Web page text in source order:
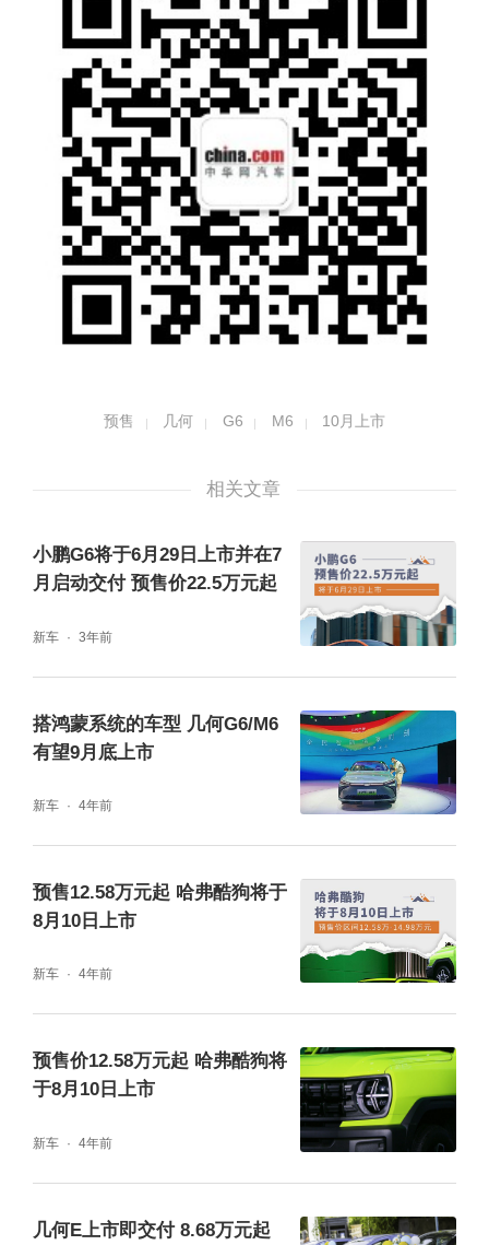
预售 几何 G6 M6 10月上市
相关文章
小鹏G6将于6月29日上市并在7
月启动交付 预售价22.5万元起
新车 3年前
搭鸿蒙系统的车型 几何G6/M6
有望9月底上市
新车 4年前
预售12.58万元起 哈弗酷狗将于
8月10日上市
新车 4年前
预售价12.58万元起 哈弗酷狗将
于8月10日上市
新车 4年前
几何E上市即交付 8.68万元起